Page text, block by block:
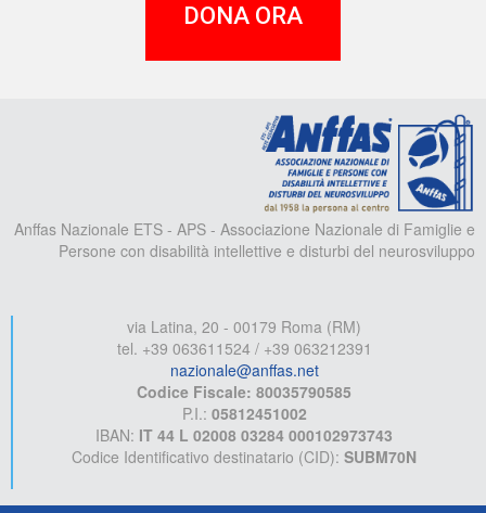
DONA ORA
Anffas Nazionale ETS - APS - Associazione Nazionale di Famiglie e
Persone con disabilità intellettive e disturbi del neurosviluppo
via Latina, 20 - 00179 Roma (RM)
tel. +39 063611524 / +39 063212391
nazionale@anffas.net
Codice Fiscale: 80035790585
P.I.: 05812451002
IBAN: IT 44 L 02008 03284 000102973743
Codice Identificativo destinatario (CID): SUBM70N